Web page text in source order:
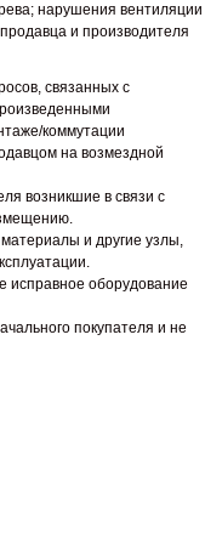
нарушения вентиляции
и производителя
связанных с
коммутации
на возмездной
возникшие в связи с
и другие узлы,
исправное оборудование
покупателя и не